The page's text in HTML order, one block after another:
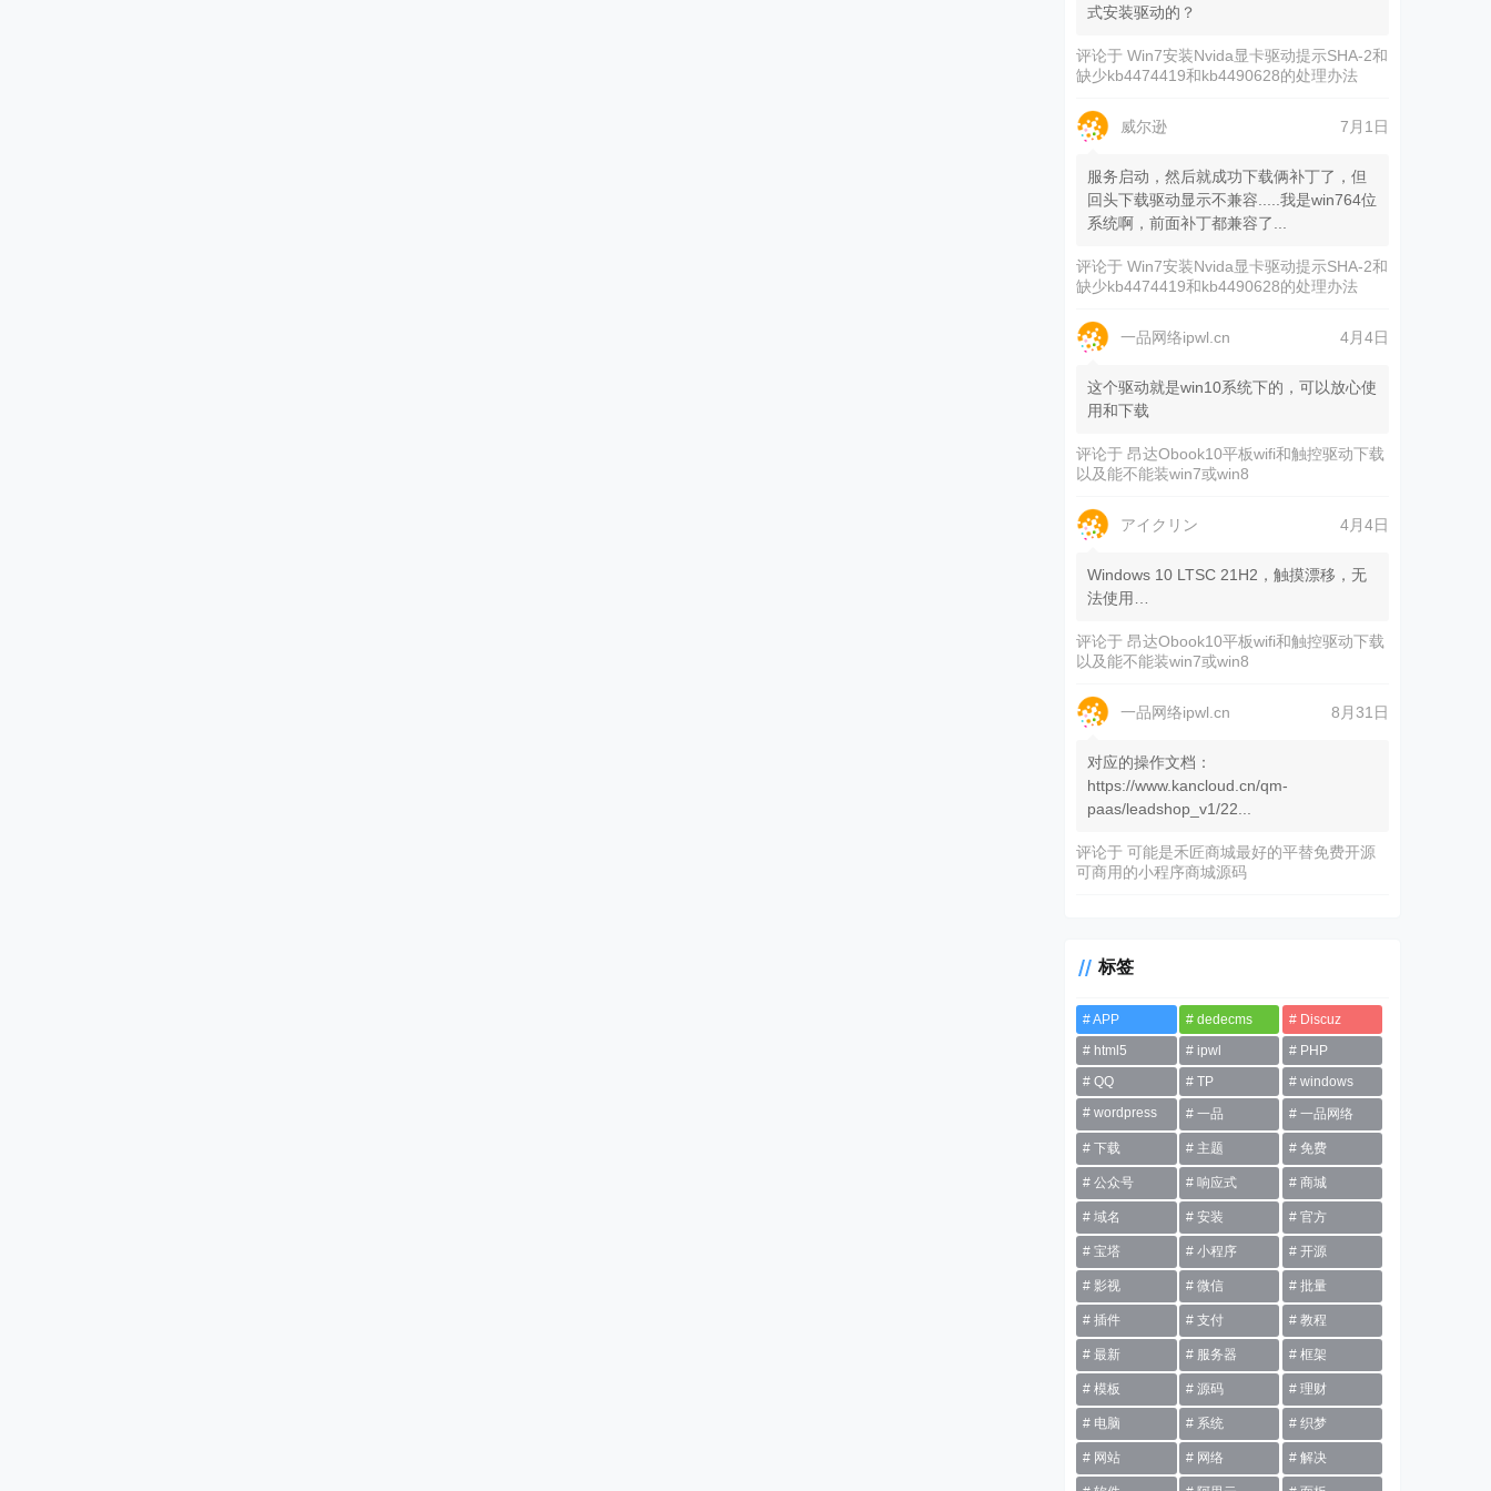
式安装驱动的？
评论于Win7安装Nvida显卡驱动提示SHA-2和
缺少kb4474419和kb4490628的处理办法
威尔逊 7月1日
服务启动，然后就成功下载俩补丁了，但
回头下载驱动显示不兼容.....我是win764位
系统啊，前面补丁都兼容了...
评论于Win7安装Nvida显卡驱动提示SHA-2和
缺少kb4474419和kb4490628的处理办法
一品网络ipwl.cn 4月4日
这个驱动就是win10系统下的，可以放心使
用和下载
评论于昂达Obook10平板wifi和触控驱动下载
以及能不能装win7或win8
アイクリン 4月4日
Windows 10 LTSC 21H2，触摸漂移，无
法使用…
评论于昂达Obook10平板wifi和触控驱动下载
以及能不能装win7或win8
一品网络ipwl.cn 8月31日
对应的操作文档：
https://www.kancloud.cn/qm-
paas/leadshop_v1/22...
评论于可能是禾匠商城最好的平替免费开源
可商用的小程序商城源码
标签
APP dedecms
Discuz
html5
ipwl
PHP
QQ
TP
windows
wordpress
一品 一品网络
下载 主题 免费
公众号 响应式 商城
域名 安装 官方
宝塔 小程序 开源
影视 微信 批量
插件 支付 教程
最新 服务器 框架
模板 源码 理财
电脑 系统 织梦
网站 网络 解决